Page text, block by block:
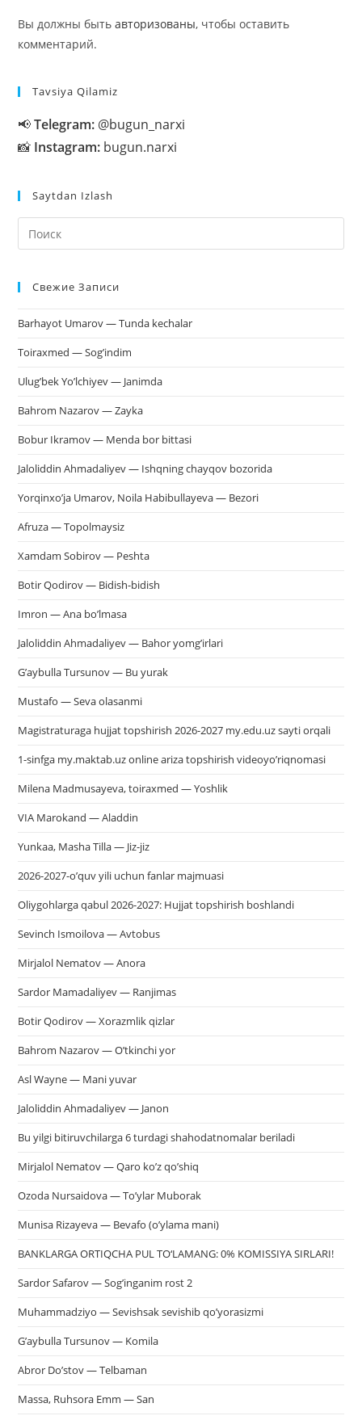
Вы должны бытьавторизованы, чтобы оставить
комментарий.
Tavsiya Qilamiz
📢Telegram: @bugun_narxi
📸 Instagram: bugun.narxi
Saytdan Izlash
Свежие Записи
Barhayot Umarov — Tunda kechalar
Toiraxmed — Sog’indim
Ulug’bek Yo’lchiyev — Janimda
Bahrom Nazarov — Zayka
Bobur Ikramov — Menda bor bittasi
Jaloliddin Ahmadaliyev — Ishqning chayqov bozorida
Yorqinxo’ja Umarov, Noila Habibullayeva — Bezori
Afruza — Topolmaysiz
Xamdam Sobirov — Peshta
Botir Qodirov — Bidish-bidish
Imron — Ana bo’lmasa
Jaloliddin Ahmadaliyev — Bahor yomg’irlari
G’aybulla Tursunov — Bu yurak
Mustafo — Seva olasanmi
Magistraturaga hujjat topshirish 2026-2027 my.edu.uz sayti orqali
1-sinfga my.maktab.uz online ariza topshirish videoyo’riqnomasi
Milena Madmusayeva, toiraxmed — Yoshlik
VIA Marokand — Aladdin
Yunkaa, Masha Tilla — Jiz-jiz
2026-2027-o’quv yili uchun fanlar majmuasi
Oliygohlarga qabul 2026-2027: Hujjat topshirish boshlandi
Sevinch Ismoilova — Avtobus
Mirjalol Nematov — Anora
Sardor Mamadaliyev — Ranjimas
Botir Qodirov — Xorazmlik qizlar
Bahrom Nazarov — O’tkinchi yor
Asl Wayne — Mani yuvar
Jaloliddin Ahmadaliyev — Janon
Bu yilgi bitiruvchilarga 6 turdagi shahodatnomalar beriladi
Mirjalol Nematov — Qaro ko’z qo’shiq
Ozoda Nursaidova — To’ylar Muborak
Munisa Rizayeva — Bevafo (o’ylama mani)
BANKLARGA ORTIQCHA PUL TO‘LAMANG: 0% KOMISSIYA SIRLARI!
Sardor Safarov — Sog’inganim rost 2
Muhammadziyo — Sevishsak sevishib qo’yorasizmi
G’aybulla Tursunov — Komila
Abror Do’stov — Telbaman
Massa, Ruhsora Emm — San